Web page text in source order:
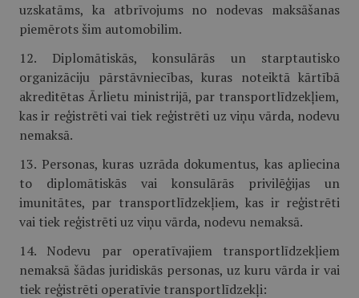
uzskatāms, ka atbrīvojums no nodevas maksāšanas
piemērots šim automobilim.
12. Diplomātiskās, konsulārās un starptautisko
organizāciju pārstāvniecības, kuras noteiktā kārtībā
akreditētas Ārlietu ministrijā, par transportlīdzekļiem,
kas ir reģistrēti vai tiek reģistrēti uz viņu vārda, nodevu
nemaksā.
13. Personas, kuras uzrāda dokumentus, kas apliecina
to diplomātiskās vai konsulārās privilēģijas un
imunitātes, par transportlīdzekļiem, kas ir reģistrēti
vai tiek reģistrēti uz viņu vārda, nodevu nemaksā.
14. Nodevu par operatīvajiem transportlīdzekļiem
nemaksā šādas juridiskās personas, uz kuru vārda ir vai
tiek reģistrēti operatīvie transportlīdzekļi: